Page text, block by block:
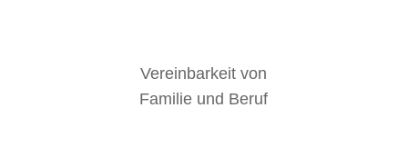
Vereinbarkeit von
Familie und Beruf